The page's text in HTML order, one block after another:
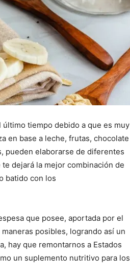
tiempo debido a que es muy
en base a leche, frutas, chocolate
pueden elaborarse de diferentes
dejará la mejor combinación de
batido con los
que posee, aportada por el
posibles, logrando así un
hay que remontarnos a Estados
un suplemento nutritivo para los